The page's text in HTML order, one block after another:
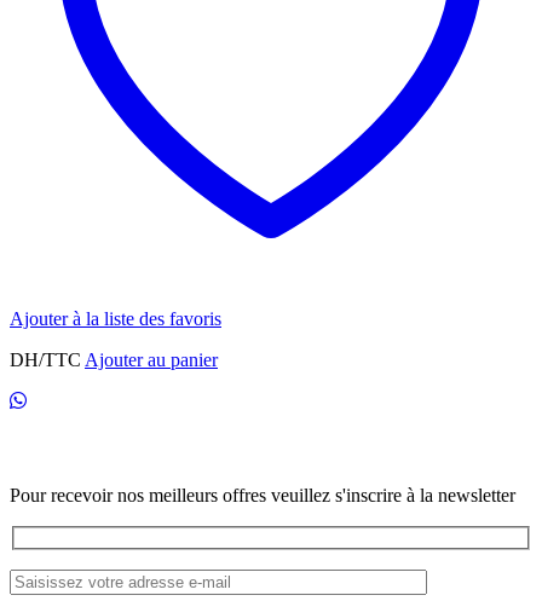
Ajouter à la liste des favoris
DH/TTC Ajouter au panier
Pour recevoir nos meilleurs offres veuillez s'inscrire à la newsletter